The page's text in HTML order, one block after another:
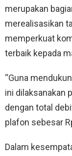
merupakan
merealisasikan
memperkuat
terbaik kepada
“Guna
ini dilaksanakan
dengan total
plafon sebesar
Dalam